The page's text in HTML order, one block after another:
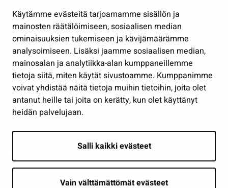
Käytämme evästeitä tarjoamamme sisällön ja
mainosten räätälöimiseen, sosiaalisen median
ominaisuuksien tukemiseen ja kävijämäärämme
analysoimiseen. Lisäksi jaamme sosiaalisen median,
mainosalan ja analytiikka-alan kumppaneillemme
tietoja siitä, miten käytät sivustoamme. Kumppanimme
voivat yhdistää näitä tietoja muihin tietoihin, joita olet
antanut heille tai joita on kerätty, kun olet käyttänyt
heidän palvelujaan.
Salli kaikki evästeet
Vain välttämättömät evästeet
Työ ja yrittäminen
Osallistu ja asioi
Näytä omat evästeasetukseni
Seuraa meitä